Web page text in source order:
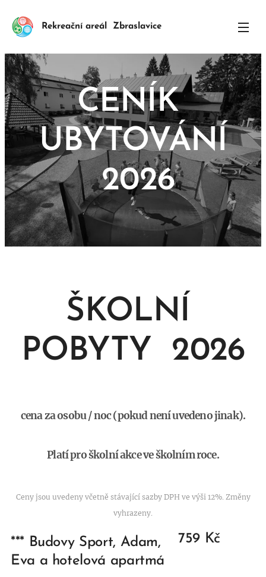
Rekreační areál Zbraslavice
CENÍK
UBYTOVÁNÍ
2026
ŠKOLNÍ
POBYTY 2026
cena za osobu / noc (pokud není uvedeno jinak).
Platí pro školní akce ve školním roce.
Ceny jsou uvedeny včetně stávající sazby DPH ve výši 12%. Změny
vyhrazeny.
*** Budovy Sport, Adam,
Eva a hotelová apartmá
759 Kč